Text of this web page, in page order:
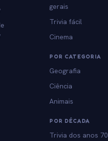
gerais
Trivia fácil
Cinema
POR CATEGORIA
Geografia
Ciência
Animais
POR DÉCADA
Trivia dos anos 70